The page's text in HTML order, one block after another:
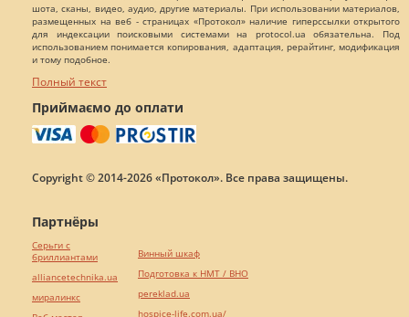
шота, сканы, видео, аудио, другие материалы. При использовании материалов,
размещенных на веб - страницах «Протокол» наличие гиперссылки открытого
для индексации поисковыми системами на protocol.ua обязательна. Под
использованием понимается копирования, адаптация, рерайтинг, модификация
и тому подобное.
Полный текст
Приймаємо до оплати
Copyright © 2014-2026 «Протокол». Все права защищены.
Партнёры
Серьги с
бриллиантами
alliancetechnika.ua
миралинкс
Винный шкаф
Подготовка к НМТ / ВНО
pereklad.ua
hospice-life.com.ua/